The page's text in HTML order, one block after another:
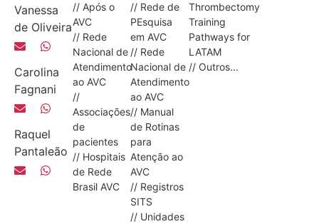
Vanessa
de Oliveira
Carolina
Fagnani
Raquel
Pantaleão
// Após o
AVC
// Rede
Nacional de
Atendimento
ao AVC
//
Associações
de
pacientes
// Hospitais
de Rede
Brasil AVC
// Rede de
PEsquisa
em AVC
// Rede
Nacional de
Atendimento
ao AVC
// Manual
de Rotinas
para
Atenção ao
AVC
// Registros
SITS
// Unidades
Thrombectomy
Training
Pathways for
LATAM
// Outros...